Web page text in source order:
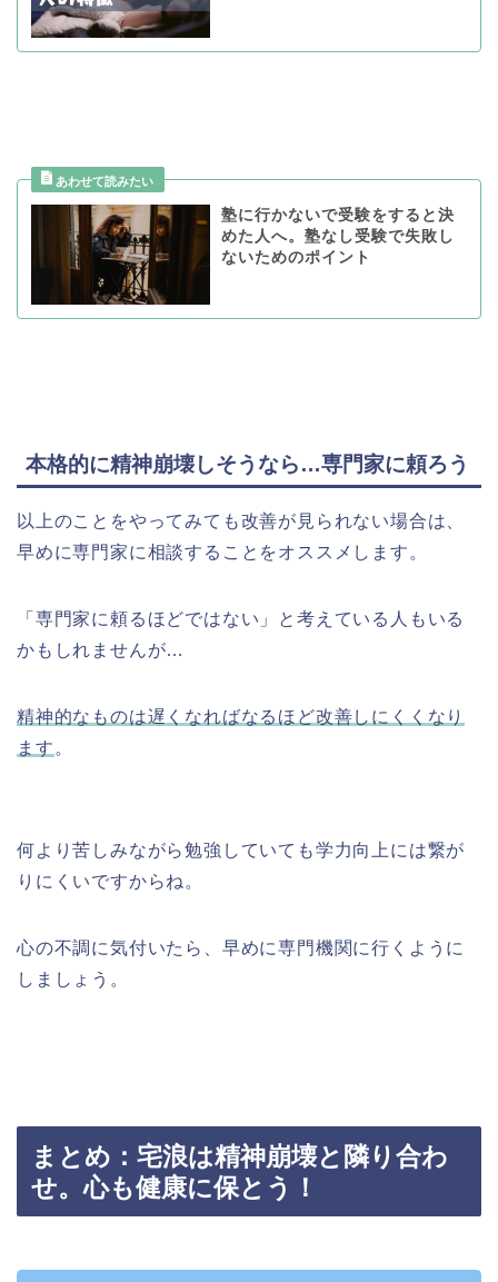
塾に行かないで受験をすると決
めた人へ。塾なし受験で失敗し
ないためのポイント
本格的に精神崩壊しそうなら…専門家に頼ろう
以上のことをやってみても改善が見られない場合は、
早めに専門家に相談することをオススメします。
「専門家に頼るほどではない」と考えている人もいる
かもしれませんが…
精神的なものは遅くなればなるほど改善しにくくなり
ます 。
何より苦しみながら勉強していても学力向上には繋が
りにくいですからね。
心の不調に気付いたら、早めに専門機関に行くように
しましょう。
まとめ：宅浪は精神崩壊と隣り合わ
せ。心も健康に保とう！